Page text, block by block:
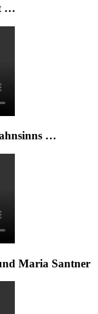
…
…
Maria Santner